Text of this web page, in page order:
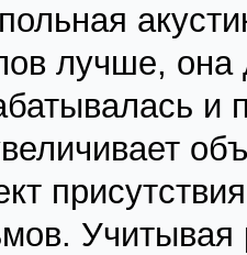
лучше, она
и
Учитывая